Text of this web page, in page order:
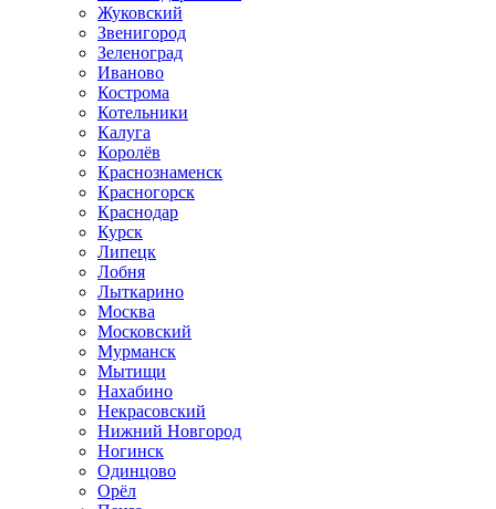
Жуковский
Звенигород
Зеленоград
Иваново
Кострома
Котельники
Калуга
Королёв
Краснознаменск
Красногорск
Краснодар
Курск
Липецк
Лобня
Лыткарино
Москва
Московский
Мурманск
Мытищи
Нахабино
Некрасовский
Нижний Новгород
Ногинск
Одинцово
Орёл